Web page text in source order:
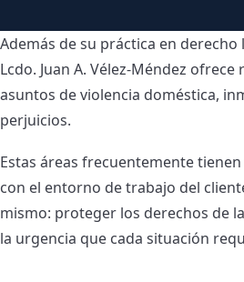
Además de su práctica en derecho
Lcdo. Juan A. Vélez-Méndez
asuntos de violencia doméstica,
perjuicios.
Estas áreas frecuentemente
con el entorno de trabajo del
mismo: proteger los derechos de
la urgencia que cada situación